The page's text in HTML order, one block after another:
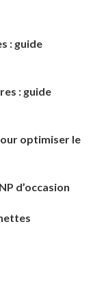
: guide
: guide
optimiser le
d’occasion